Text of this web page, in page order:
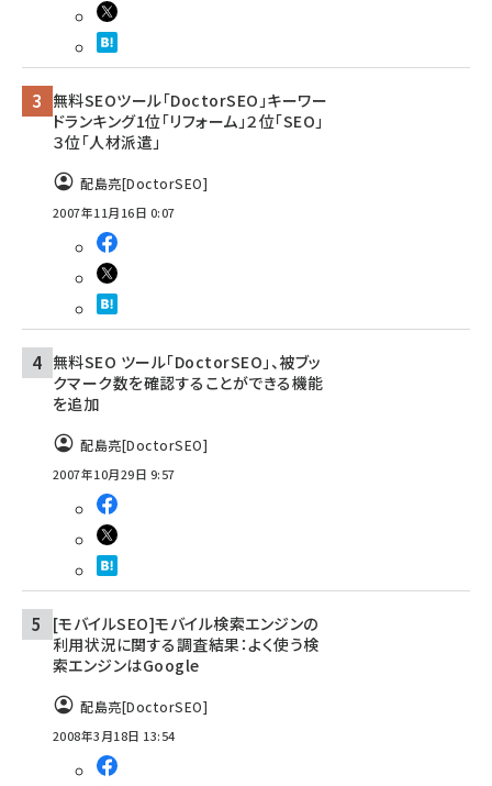
無料SEOツール「DoctorSEO」キーワー
ドランキング1位「リフォーム」２位「SEO」
３位「人材派遣」
配島亮[DoctorSEO]
2007年11月16日 0:07
無料SEO ツール「DoctorSEO」、被ブッ
クマーク数を確認することができる機能
を追加
配島亮[DoctorSEO]
2007年10月29日 9:57
[モバイルSEO]モバイル検索エンジンの
利用状況に関する調査結果：よく使う検
索エンジンはGoogle
配島亮[DoctorSEO]
2008年3月18日 13:54